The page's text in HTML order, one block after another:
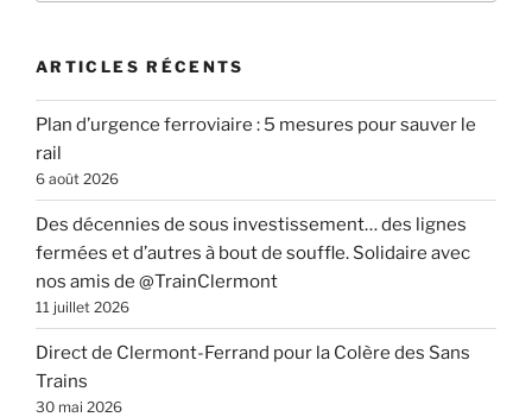
ARTICLES RÉCENTS
Plan d’urgence ferroviaire : 5 mesures pour sauver le
rail
6 août 2026
Des décennies de sous investissement… des lignes
fermées et d’autres à bout de souffle. Solidaire avec
nos amis de @TrainClermont
11 juillet 2026
Direct de Clermont-Ferrand pour la Colère des Sans
Trains
30 mai 2026